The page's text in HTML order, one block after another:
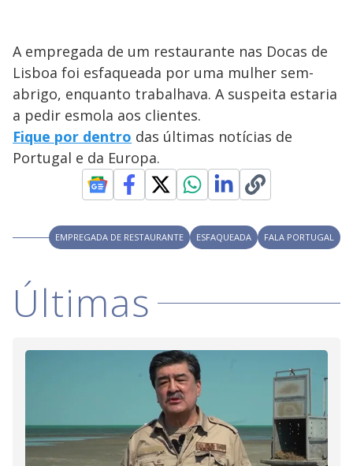
A empregada de um restaurante nas Docas de
Lisboa foi esfaqueada por uma mulher sem-
abrigo, enquanto trabalhava. A suspeita estaria
a pedir esmola aos clientes.
Fique por dentro das últimas notícias de
Portugal e da Europa.
EMPREGADA DE RESTAURANTE ESFAQUEADA FALA PORTUGAL
Últimas